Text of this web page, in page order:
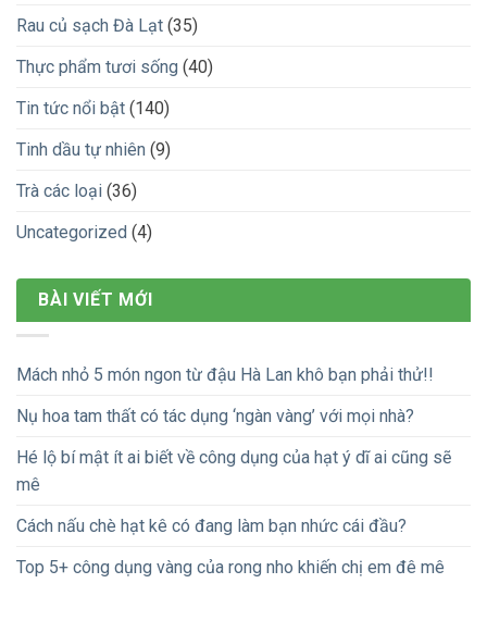
Rau củ sạch Đà Lạt (35)
Thực phẩm tươi sống (40)
Tin tức nổi bật (140)
Tinh dầu tự nhiên (9)
Trà các loại (36)
Uncategorized (4)
BÀI VIẾT MỚI
Mách nhỏ 5 món ngon từ đậu Hà Lan khô bạn phải thử!!
Nụ hoa tam thất có tác dụng ‘ngàn vàng’ với mọi nhà?
Hé lộ bí mật ít ai biết về công dụng của hạt ý dĩ ai cũng sẽ
mê
Cách nấu chè hạt kê có đang làm bạn nhức cái đầu?
Top 5+ công dụng vàng của rong nho khiến chị em đê mê